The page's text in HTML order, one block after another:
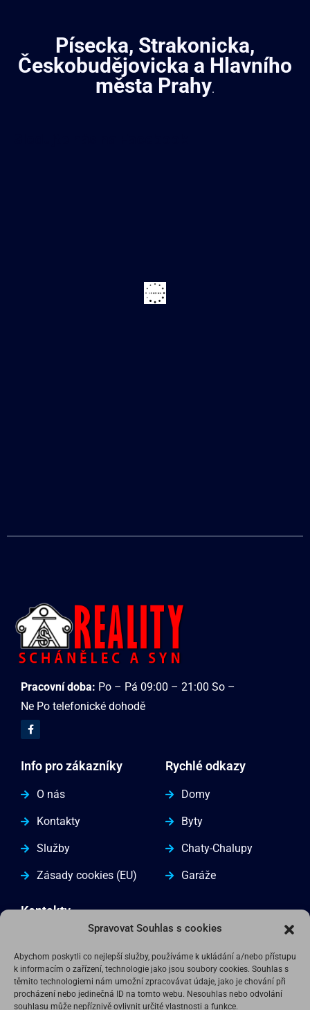
Spravovat Souhlas s cookies
Abychom poskytli co nejlepší služby, používáme k ukládání a/nebo přístupu
k informacím o zařízení, technologie jako jsou soubory cookies. Souhlas s
těmito technologiemi nám umožní zpracovávat údaje, jako je chování při
procházení nebo jedinečná ID na tomto webu. Nesouhlas nebo odvolání
souhlasu může nepříznivě ovlivnit určité vlastnosti a funkce.
Písecka, Strakonicka,
Českobudějovicka a Hlavního
města Prahy.
Pracovní doba: Po – Pá 09:00 – 21:00 So –
Ne Po telefonické dohodě
Info pro zákazníky
O nás
Kontakty
Služby
Zásady cookies (EU)
Rychlé odkazy
Domy
Byty
Chaty-Chalupy
Garáže
Kontakty
rkschanelec@rkschanelec.cz
Reality Schánělec a syn Masarykovo náměstí 19